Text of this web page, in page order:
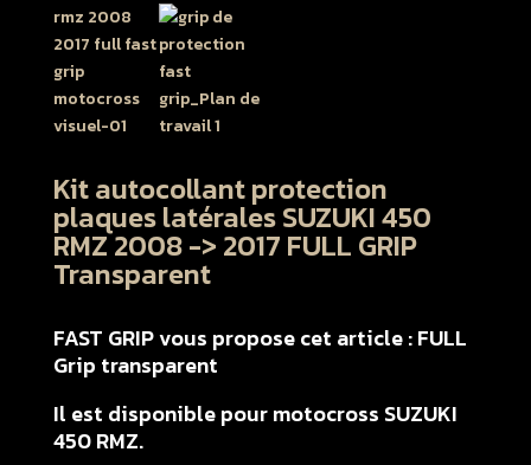
Kit autocollant protection
plaques latérales SUZUKI 450
RMZ 2008 -> 2017 FULL GRIP
Transparent
FAST GRIP vous propose cet article : FULL
Grip transparent
Il est disponible pour motocross SUZUKI
450 RMZ.